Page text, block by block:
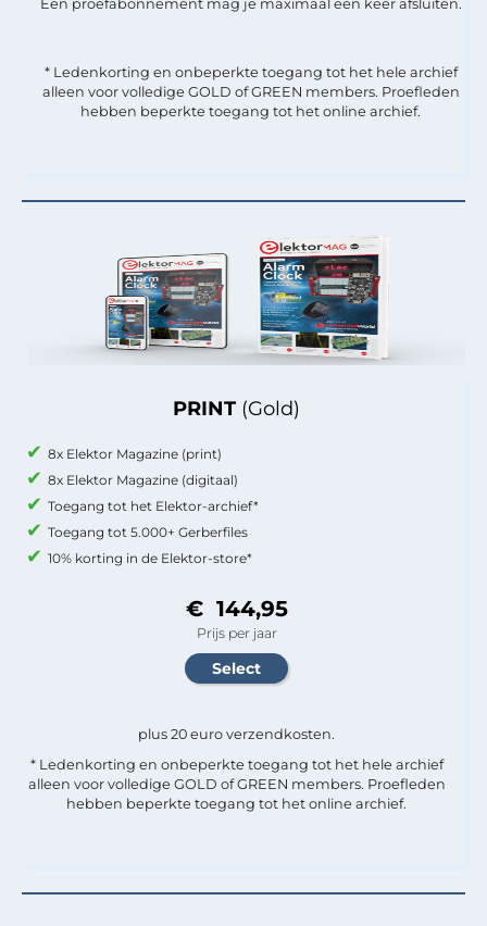
PRINT (Gold)
8x Elektor Magazine (print)
8x Elektor Magazine (digitaal)
Toegang tot het Elektor-archief*
Toegang tot 5.000+ Gerberfiles
10% korting in de Elektor-store*
€ 144,95
Prijs per jaar
plus 20 euro verzendkosten.
* Ledenkorting en onbeperkte toegang tot het hele archief
alleen voor volledige GOLD of GREEN members. Proefleden
hebben beperkte toegang tot het online archief.
Een proefabonnement mag je maximaal een keer afsluiten.
* Ledenkorting en onbeperkte toegang tot het hele archief
alleen voor volledige GOLD of GREEN members. Proefleden
hebben beperkte toegang tot het online archief.